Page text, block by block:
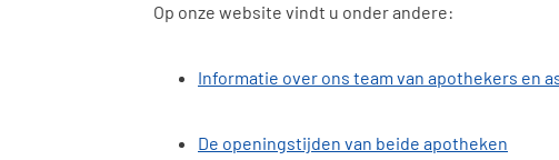
Op onze website vindt u onder andere:
Informatie over ons team van apothekers en
De openingstijden van beide apotheken